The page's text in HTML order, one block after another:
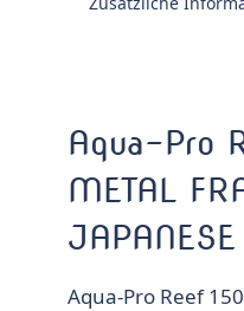
Aqua-Pro
METAL
Aqua-Pro Reef